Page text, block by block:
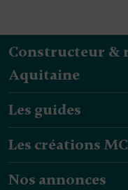
Constructeur &
Aquitaine
Les guides
Les créations
Nos annonces